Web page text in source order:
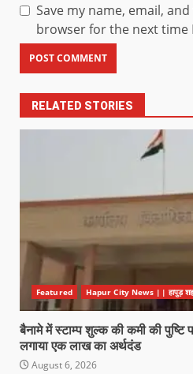
Save my name, email,
browser for the next time
RELATED STORIES
Featured Hapur City News || हापुड़
बैनामे में स्टाम्प शुल्क की कमी की
लगाया एक लाख का अर्थदंड
August 6, 2026